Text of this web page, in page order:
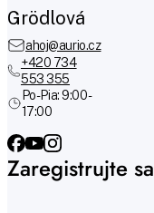
Grödlová
ahoj@aurio.cz
+420 734
553 355
Po-Pia: 9:00 -
17:00
Zaregistrujte sa